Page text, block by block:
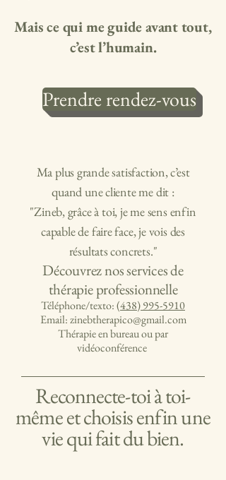
Mais ce qui me guide avant tout,
c’est l’humain.
Prendre rendez-vous
Ma plus grande satisfaction, c’est
quand une cliente me dit :
"Zineb, grâce à toi, je me sens enfin
capable de faire face, je vois des
résultats concrets."
Découvrez nos services de
thérapie professionnelle
Téléphone/texto:(438) 995-5910
Email: zinebtherapico@gmail.com
Thérapie en bureau ou par
vidéoconférence
Reconnecte-toi à toi-
même et choisis enfin une
vie qui fait du bien.